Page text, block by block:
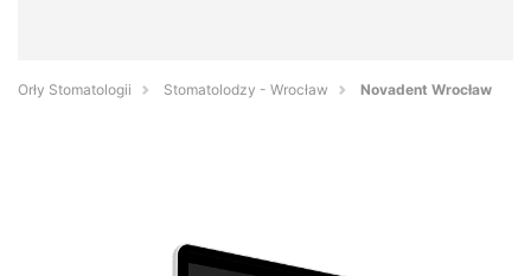
Orły Stomatologii Stomatolodzy - Wrocław Novadent Wrocław